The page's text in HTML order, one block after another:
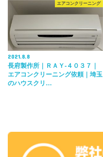
エアコンクリーニング
2021.8.8
長府製作所｜ＲＡＹ-４０３７｜
エアコンクリーニング依頼｜埼玉
のハウスクリ…